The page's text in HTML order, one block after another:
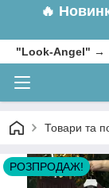
🔥
"Look-Angel" →
Товари та
РОЗПРОДАЖ!